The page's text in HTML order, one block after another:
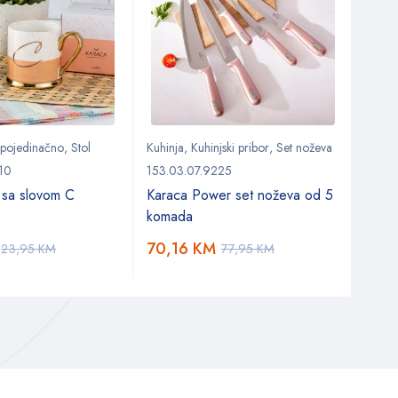
, Stol
slovom C
23,95KM
Kuhinja, Kuhinjski pribor, Set noževa
153.03.07.9225
Karaca Power set noževa od 5
komada
77,95KM
70,16 KM